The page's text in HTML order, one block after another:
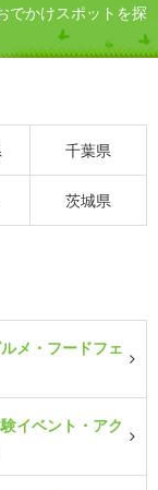
でかけスポットを探
千葉県
茨城県
メ・フードフェ
イベント・アク